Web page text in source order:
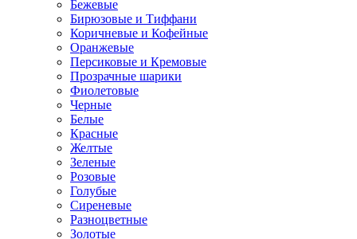
Бежевые
Бирюзовые и Тиффани
Коричневые и Кофейные
Оранжевые
Персиковые и Кремовые
Прозрачные шарики
Фиолетовые
Черные
Белые
Красные
Желтые
Зеленые
Розовые
Голубые
Сиреневые
Разноцветные
Золотые